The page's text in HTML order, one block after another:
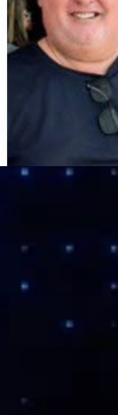
página da RÁDIO RVD no
Grande( SP )